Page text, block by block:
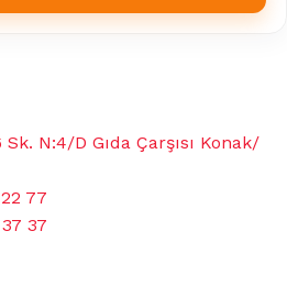
N:4/D Gıda Çarşısı Konak/
77
37